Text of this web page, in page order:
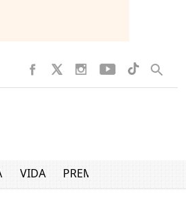
VIDA PREMIUM